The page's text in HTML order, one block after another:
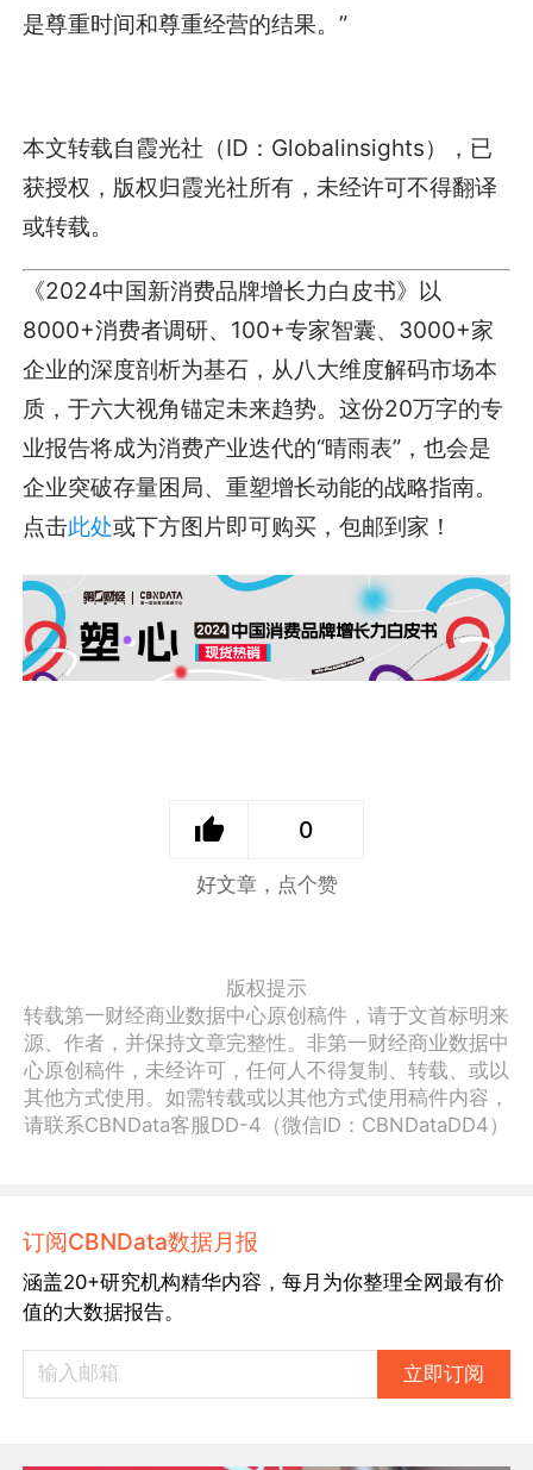
是尊重时间和尊重经营的结果。”
本文转载自霞光社（ID：Globalinsights），已
获授权，版权归霞光社所有，未经许可不得翻译
或转载。
《2024中国新消费品牌增长力白皮书》以
8000+消费者调研、100+专家智囊、3000+家
企业的深度剖析为基石，从八大维度解码市场本
质，于六大视角锚定未来趋势。这份20万字的专
业报告将成为消费产业迭代的“晴雨表”，也会是
企业突破存量困局、重塑增长动能的战略指南。
点击此处或下方图片即可购买，包邮到家！
0
好文章，点个赞
版权提示
转载第一财经商业数据中心原创稿件，请于文首标明来
源、作者，并保持文章完整性。非第一财经商业数据中
心原创稿件，未经许可，任何人不得复制、转载、或以
其他方式使用。如需转载或以其他方式使用稿件内容，
请联系CBNData客服DD-4（微信ID：CBNDataDD4）
订阅CBNData数据月报
涵盖20+研究机构精华内容，每月为你整理全网最有价
值的大数据报告。
立即订阅